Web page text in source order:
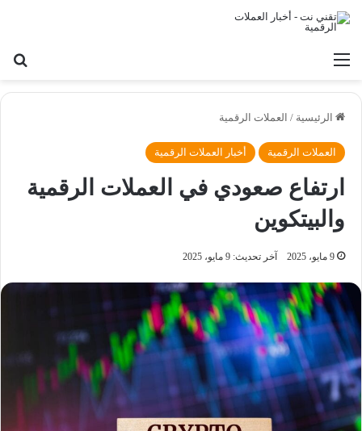
القائمة
الرئيسية / العملات الرقمية
العملات الرقمية أخبار العملات الرقمية
ارتفاع صعودي في العملات الرقمية
والبيتكوين
9 مايو، 2025 آخر تحديث: 9 مايو، 2025